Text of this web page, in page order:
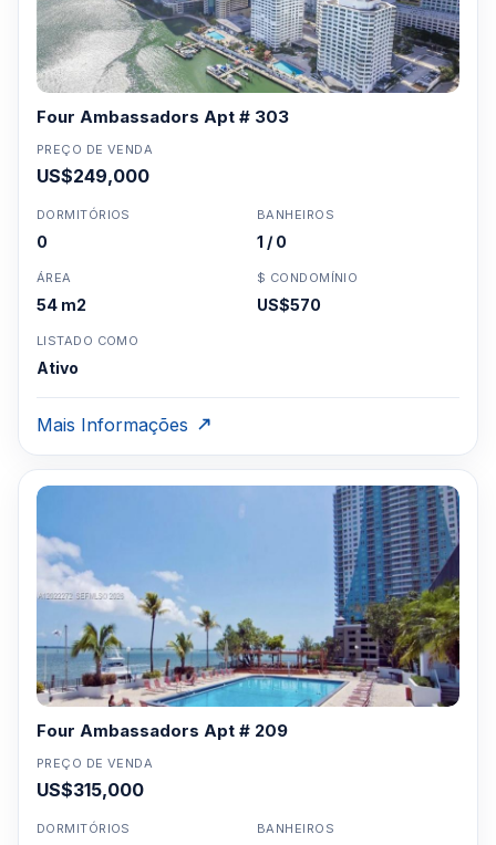
Four Ambassadors Apt # 303
PREÇO DE VENDA
US$249,000
DORMITÓRIOS
0
BANHEIROS
1 / 0
ÁREA
54 m2
$ CONDOMÍNIO
US$570
LISTADO COMO
Ativo
Mais Informações
Four Ambassadors Apt # 209
PREÇO DE VENDA
US$315,000
DORMITÓRIOS BANHEIROS